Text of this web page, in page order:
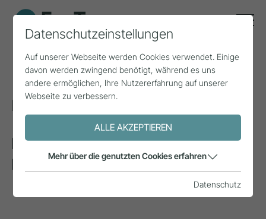
Impressum
Für den Inhalt im Rahmen einer
Kooperation verantwortlich:
Datenschutzeinstellungen
Auf unserer Webseite werden Cookies verwendet. Einige
davon werden zwingend benötigt, während es uns
andere ermöglichen, Ihre Nutzererfahrung auf unserer
Webseite zu verbessern.
ALLE AKZEPTIEREN
Mehr über die genutzten Cookies erfahren
Datenschutz